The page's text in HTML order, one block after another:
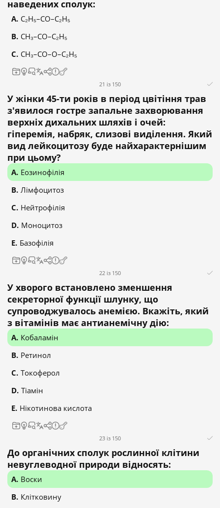
наведених сполук:
C₂H₅–CO–C₂H₅
CH₃–CO–C₂H₅
CH₃–CO–O–C₂H₅
21 із 150
У жінки 45-ти років в період цвітіння трав
з'явилося гостре запальне захворювання
верхніх дихальних шляхів і очей:
гіперемія, набряк, слизові виділення. Який
вид лейкоцитозу буде найхарактернішим
при цьому?
Еозинофілія
Лімфоцитоз
Нейтрофілія
Моноцитоз
Базофілія
22 із 150
У хворого встановлено зменшення
секреторної функції шлунку, що
супроводжувалось анемією. Вкажіть, який
з вітамінів має антианемічну дію:
Кобаламін
Ретинол
Токоферол
Тіамін
Нікотинова кислота
23 із 150
До органічних сполук рослинної клітини
невуглеводної природи відносять:
Воски
Клітковину